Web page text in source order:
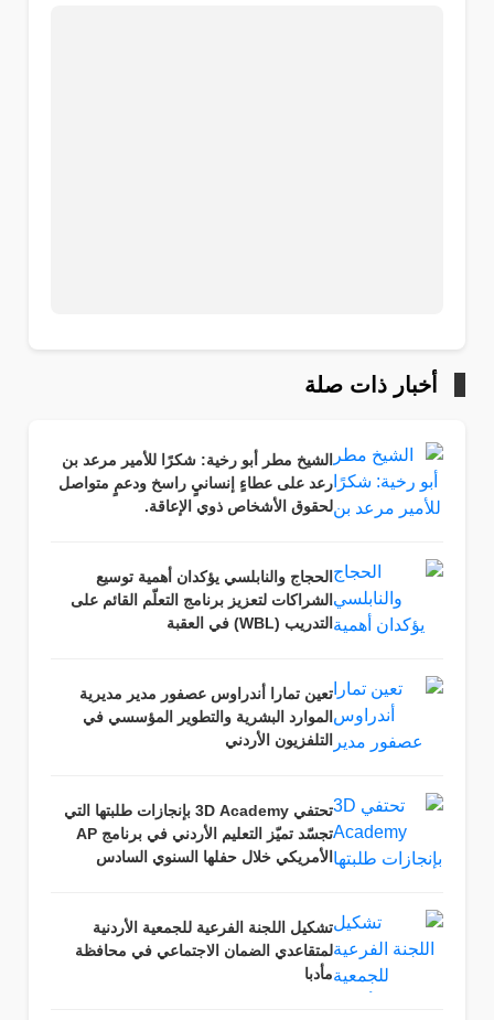
أخبار ذات صلة
الشيخ مطر أبو رخية: شكرًا للأمير مرعد بن
رعد على عطاءٍ إنسانيٍ راسخ ودعمٍ متواصل
لحقوق الأشخاص ذوي الإعاقة.
الحجاج والنابلسي يؤكدان أهمية توسيع
الشراكات لتعزيز برنامج التعلّم القائم على
التدريب (WBL) في العقبة
تعين تمارا أندراوس عصفور مدير مديرية
الموارد البشرية والتطوير المؤسسي في
التلفزيون الأردني
تحتفي 3D Academy بإنجازات طلبتها التي
تجسّد تميّز التعليم الأردني في برنامج AP
الأمريكي خلال حفلها السنوي السادس
تشكيل اللجنة الفرعية للجمعية الأردنية
لمتقاعدي الضمان الاجتماعي في محافظة
مأدبا